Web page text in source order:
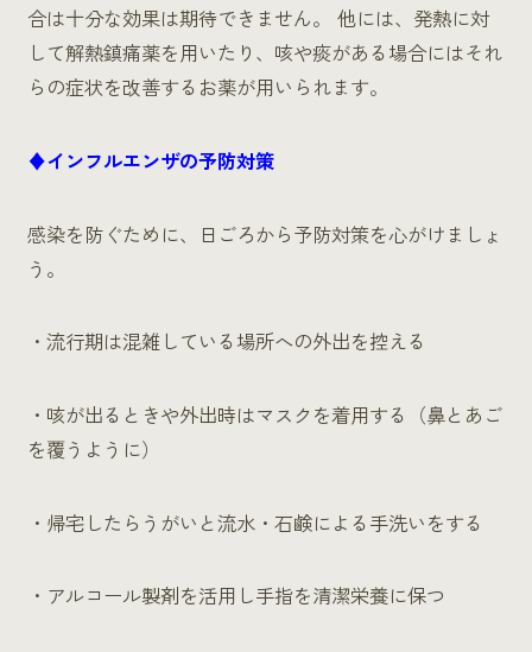
合は十分な効果は期待できません。 他には、発熱に対
して解熱鎮痛薬を用いたり、咳や痰がある場合にはそれ
らの症状を改善するお薬が用いられます。
♦インフルエンザの予防対策
感染を防ぐために、日ごろから予防対策を心がけましょ
う。
・流行期は混雑している場所への外出を控える
・咳が出るときや外出時はマスクを着用する（鼻とあご
を覆うように）
・帰宅したらうがいと流水・石鹸による手洗いをする
・アルコール製剤を活用し手指を清潔栄養に保つ